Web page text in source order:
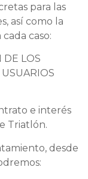
para las
así como la
caso:
DE LOS
e interés
Triatlón.
desde